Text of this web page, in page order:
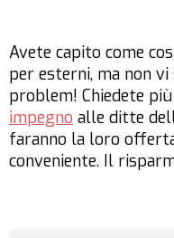
Avete capito come
per esterni, ma non
problem! Chiedete più
impegno alle ditte
faranno la loro
conveniente. Il